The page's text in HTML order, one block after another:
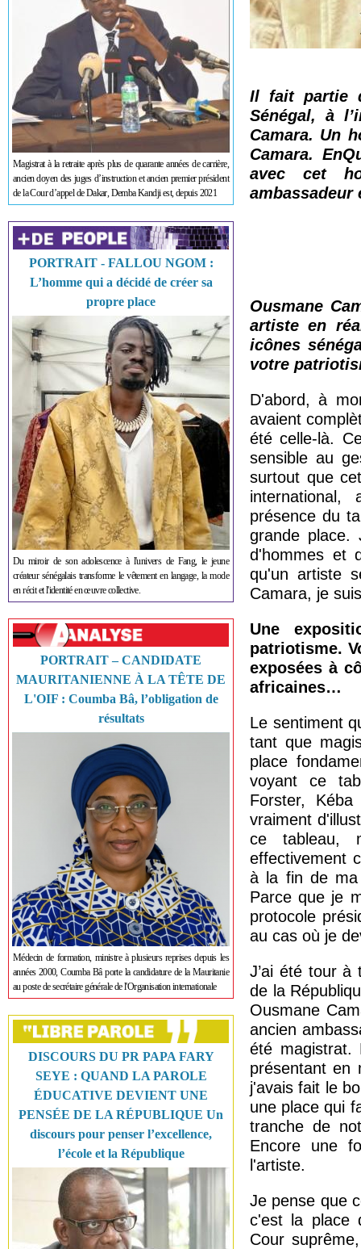
Magistrat à la retraite après plus de quarante années de carrière,
ancien doyen des juges d’instruction et ancien premier président
de la Cour d’appel de Dakar, Demba Kandji est, depuis 2021
PORTRAIT - FALLOU NGOM :
L’homme qui a décidé de créer sa
propre place
Du miroir de son adolescence à l'univers de Fang, le jeune
créateur sénégalais transforme le vêtement en langage, la mode
en récit et l'identité en œuvre collective.
PORTRAIT – CANDIDATE
MAURITANIENNE À LA TÊTE DE
L'OIF : Coumba Bâ, l’obligation de
résultats
Médecin de formation, ministre à plusieurs reprises depuis les
années 2000, Coumba Bâ porte la candidature de la Mauritanie
au poste de secrétaire générale de l'Organisation internationale
DISCOURS DU PR PAPA FARY
SEYE : QUAND LA PAROLE
ÉDUCATIVE DEVIENT UNE
PENSÉE DE LA RÉPUBLIQUE Un
discours pour penser l’excellence,
l’école et la République
Il fait partie
Sénégal, à
Camara. Un
Camara.
avec cet
ambassadeur
Ousmane
artiste en
icônes
votre
D'abord, à
avaient
été celle-là.
sensible au
surtout que
présence du
grande place.
d'hommes et
qu'un artiste
Camara, je
Une
patriotisme.
exposées à
africaines…
Le sentiment
tant que
place
voyant ce
Forster,
vraiment
ce tableau,
effectivement
à la fin de ma
Parce que je
protocole
au cas où je
J’ai été tour à
de la
Ousmane
ancien
été magistrat.
présentant en
j'avais fait le
une place qui
tranche de
Encore une
l'artiste.
Je pense que
c'est la place
Cour